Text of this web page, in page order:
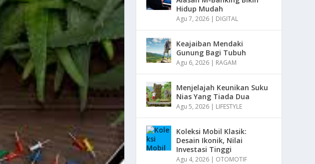
Hidup Mudah
Agu 7, 2026 | DIGITAL
Keajaiban Mendaki
Gunung Bagi Tubuh
Agu 6, 2026 | RAGAM
Menjelajah Keunikan Suku
Nias Yang Tiada Dua
Agu 5, 2026 | LIFESTYLE
Koleksi Mobil Klasik:
Desain Ikonik, Nilai
Investasi Tinggi
Agu 4, 2026 | OTOMOTIF